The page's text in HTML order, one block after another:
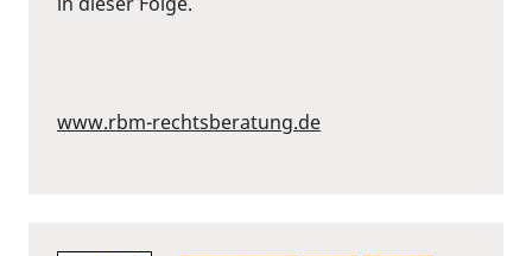
www.rbm-rechtsberatung.de